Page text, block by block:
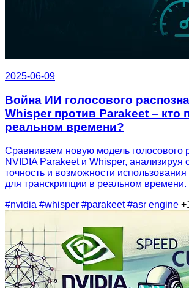
2025-06-09
Война ИИ голосового
Whisper против Parakeet – кто
реальном времени?
Сравниваем новую модель голосового
NVIDIA Parakeet и Whisper, анализируя
точность и возможности использования
для транскрипции в реальном времени.
#nvidia #whisper #parakeet#asr engine